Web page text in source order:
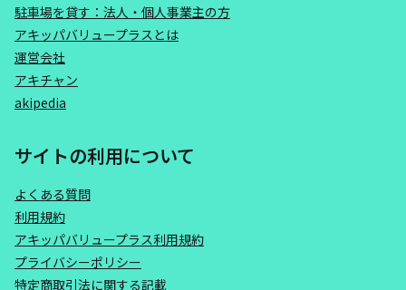
駐車場を貸す：法人・個人事業主の方
アキッパバリュープラスとは
運営会社
アキチャン
akipedia
サイトの利用について
よくある質問
利用規約
アキッパバリュープラス利用規約
プライバシーポリシー
特定商取引法に関する記載